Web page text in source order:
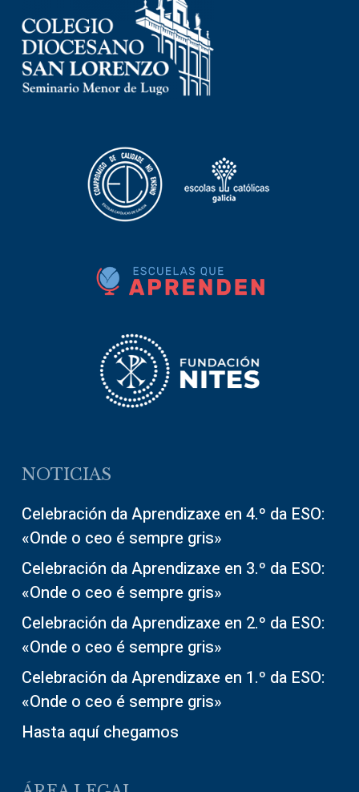
NOTICIAS
Celebración da Aprendizaxe en 4.º da ESO:
«Onde o ceo é sempre gris»
Celebración da Aprendizaxe en 3.º da ESO:
«Onde o ceo é sempre gris»
Celebración da Aprendizaxe en 2.º da ESO:
«Onde o ceo é sempre gris»
Celebración da Aprendizaxe en 1.º da ESO:
«Onde o ceo é sempre gris»
Hasta aquí chegamos